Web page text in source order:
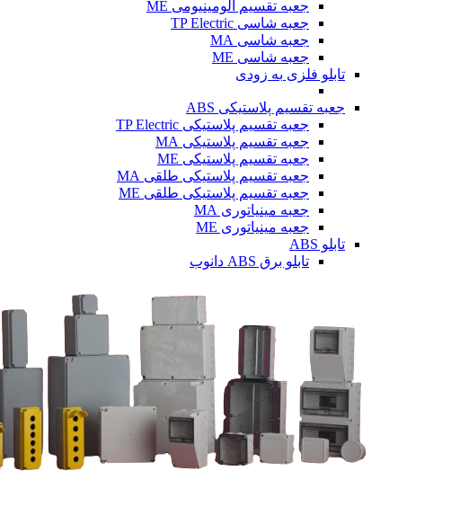
جعبه تقسیم آلومینیومی ME
جعبه شاسی TP Electric
جعبه شاسی MA
جعبه شاسی ME
تابلو فلزی به زودی
جعبه تقسیم پلاستیکی ABS
جعبه تقسیم پلاستیکی TP Electric
جعبه تقسیم پلاستیکی MA
جعبه تقسیم پلاستیکی ME
جعبه تقسیم پلاستیکی طلقی MA
جعبه تقسیم پلاستیکی طلقی ME
جعبه مینیاتوری MA
جعبه مینیاتوری ME
تابلو ABS
تابلو برق ABS دانوب